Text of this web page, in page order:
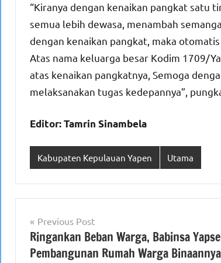
“Kiranya dengan kenaikan pangkat satu
semua lebih dewasa, menambah
dengan kenaikan pangkat, maka
Atas nama keluarga besar Kodim 1709/
atas kenaikan pangkatnya, Semoga
melaksanakan tugas kedepannya”,
Editor: Tamrin Sinambela
Kabupaten Kepulauan Yapen Utama
Navigasi
pos
Previous Post
Ringankan Beban Warga, Babinsa
Pembangunan Rumah Warga Binaannya